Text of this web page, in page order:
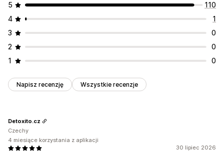
5
110
4
1
3
0
2
0
1
0
Napisz recenzję Wszystkie recenzje
30 lipiec 2026
Detoxito.cz
Czechy
4 miesiące korzystania z aplikacji